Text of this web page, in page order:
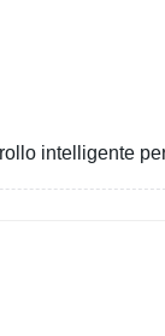
intelligente